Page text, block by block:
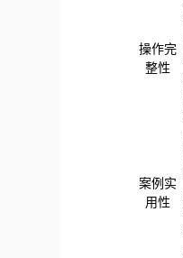
操作完
整性
案例实
用性